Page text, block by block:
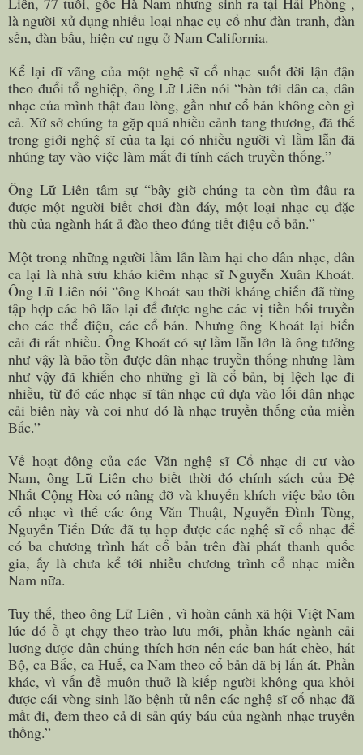
là người xử dụng nhiều loại nhạc cụ cổ như đàn tranh, đàn
sến, đàn bầu, hiện cư ngụ ở Nam California.
Kể lại dĩ vãng của một nghệ sĩ cổ nhạc suốt đời lận đận
theo đuổi tổ nghiệp, ông Lữ Liên nói “bàn tới dân ca, dân
nhạc của mình thật đau lòng, gần như cổ bản không còn gì
cả. Xứ sở chúng ta gặp quá nhiều cảnh tang thương, đã thế
trong giới nghệ sĩ của ta lại có nhiều người vì lầm lẫn đã
nhúng tay vào việc làm mất đi tính cách truyền thống.”
Ông Lữ Liên tâm sự “bây giờ chúng ta còn tìm đâu ra
được một người biết chơi đàn đáy, một loại nhạc cụ đặc
thù của ngành hát ả đào theo đúng tiết điệu cổ bản.”
Một trong những người lầm lẫn làm hại cho dân nhạc, dân
ca lại là nhà sưu khảo kiêm nhạc sĩ Nguyễn Xuân Khoát.
Ông Lữ Liên nói “ông Khoát sau thời kháng chiến đã từng
tập hợp các bô lão lại để được nghe các vị tiền bối truyền
cho các thể điệu, các cổ bản. Nhưng ông Khoát lại biến
cải đi rất nhiều. Ông Khoát có sự lầm lẫn lớn là ông tưởng
như vậy là bảo tồn được dân nhạc truyền thống nhưng làm
như vậy đã khiến cho những gì là cổ bản, bị lệch lạc đi
nhiều, từ đó các nhạc sĩ tân nhạc cứ dựa vào lối dân nhạc
cải biên này và coi như đó là nhạc truyền thống của miền
Bắc.”
Về hoạt động của các Văn nghệ sĩ Cổ nhạc di cư vào
Nam, ông Lữ Liên cho biết thời đó chính sách của Đệ
Nhất Cộng Hòa có nâng đỡ và khuyến khích việc bảo tồn
cổ nhạc vì thế các ông Văn Thuật, Nguyễn Đình Tòng,
Nguyễn Tiến Đức đã tụ họp được các nghệ sĩ cổ nhạc để
có ba chương trình hát cổ bản trên đài phát thanh quốc
gia, ấy là chưa kể tới nhiều chương trình cổ nhạc miền
Nam nữa.
Tuy thế, theo ông Lữ Liên , vì hoàn cảnh xã hội Việt Nam
lúc đó ồ ạt chạy theo trào lưu mới, phần khác ngành cải
lương được dân chúng thích hơn nên các ban hát chèo, hát
Bộ, ca Bắc, ca Huế, ca Nam theo cổ bản đã bị lấn át. Phần
khác, vì vấn đề muôn thuở là kiếp người không qua khỏi
được cái vòng sinh lão bệnh tử nên các nghệ sĩ cổ nhạc đã
mất đi, đem theo cả di sản qúy báu của ngành nhạc truyền
thống.”